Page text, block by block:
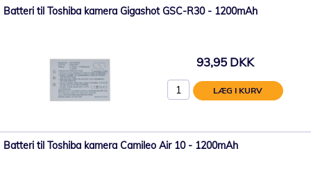
Batteri til Toshiba kamera Gigashot GSC-R30 - 1200mAh
93,95 DKK
LÆG I KURV
Batteri til Toshiba kamera Camileo Air 10 - 1200mAh